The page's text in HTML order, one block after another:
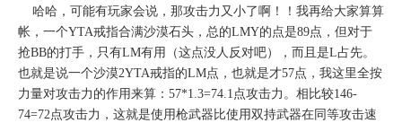
哈哈，可能有玩家会说，那攻击力又小了啊！！我再给大家算算
帐，一个YTA戒指合满沙漠石头，总的LMY的点是89点，但对于
抢BB的打手，只有LM有用（这点没人反对吧），而且是L占先。
也就是说一个沙漠2YTA戒指的LM点，也就是才57点，我这里全按
力量对攻击力的作用来算： 57*1.3=74.1点攻击力。相比较146-
74=72点攻击力，这就是使用枪武器比使用双持武器在同等攻击速